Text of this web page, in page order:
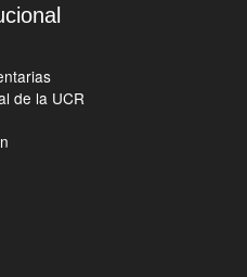
de la UCR